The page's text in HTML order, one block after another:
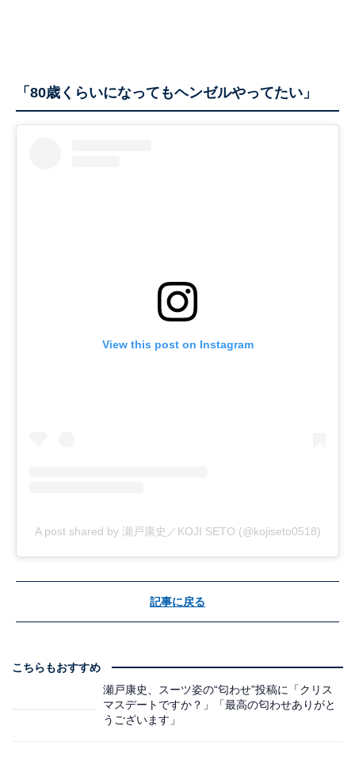
「80歳くらいになってもヘンゼルやってたい」
View this post on Instagram
A post shared by 瀬戸康史／KOJI SETO (@kojiseto0518)
記事に戻る
こちらもおすすめ
瀬戸康史、スーツ姿の“匂わせ”投稿に「クリス
マスデートですか？」「最高の匂わせありがと
うございます」